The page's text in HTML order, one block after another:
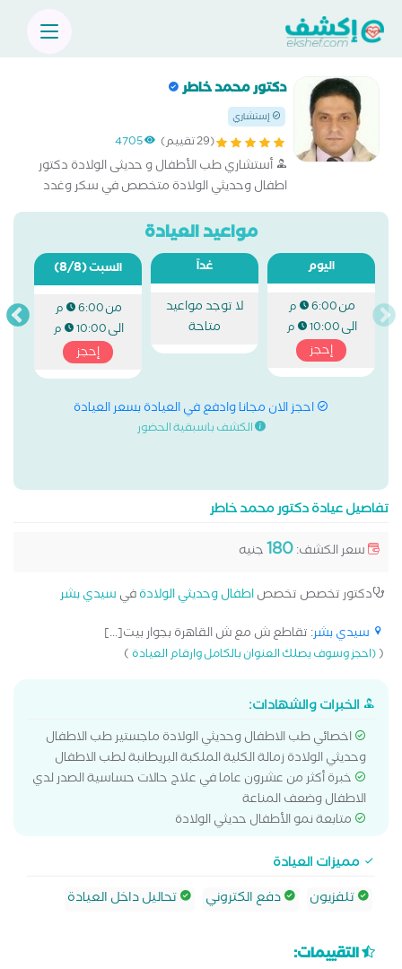
دكتور محمد خاطر
إستشاري
(29 تقييم) 4705
أستشاري طب الأطفال و حديثى الولادة دكتور
اطفال وحديثي الولادة متخصص في سكر وغدد
صماء اطفال، تخسيس وتغذية اطفال، حديثي
الولادة، اطفال و حساسية ومناعة اطفال
مواعيد العيادة
اليوم
من6:00 م
الى10:00 م
إحجز
غداً
لا توجد مواعيد
متاحة
السبت(8/8)
من6:00 م
الى10:00 م
إحجز
احجز الان مجانا وادفع في العيادة بسعر العيادة
الكشف باسبقية الحضور
تفاصيل عيادة دكتور محمد خاطر
سعر الكشف:180جنيه
دكتور تخصص تخصصاطفال وحديثي الولادةفي سيدي بشر
سيدي بشر: تقاطع ش مع ش القاهرة بجوار بيت[...]
((احجز وسوف يصلك العنوان بالكامل وارقام العيادة)
الخبرات والشهادات:
اخصائي طب الاطفال وحديثي الولادة ماجستير طب الاطفال
وحديثي الولادة زمالة الكلية الملكبة البريطانبة لطب الاطفال
خبرة أكثر من عشرون عاما في علاج حالات حساسية الصدر لدي
الاطفال وضعف المناعة
متابعة نمو الأطفال حديثي الولادة
مميزات العيادة
تلفزيون
دفع الكتروني تحاليل داخل العيادة
التقييمات: